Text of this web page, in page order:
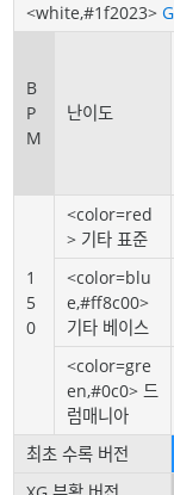
<white,#1f2023>
B
P
M
난이도
1
5
0
<color=red
> 기타 표준
<color=blu
e,#ff8c00>
기타 베이스
<color=gre
en,#0c0> 드
럼매니아
최초 수록 버전